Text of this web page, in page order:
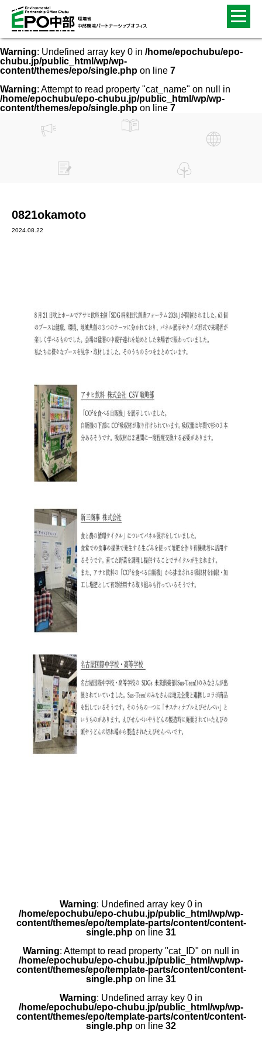
Warning: Undefined array key 0 in /home/epochubu/epo-
chubu.jp/public_html/wp/wp-
content/themes/epo/single.php on line 7
Warning: Attempt to read property "cat_name" on null in
/home/epochubu/epo-chubu.jp/public_html/wp/wp-
content/themes/epo/single.php on line 7
0821okamoto
2024.08.22
Warning: Undefined array key 0 in
/home/epochubu/epo-chubu.jp/public_html/wp/wp-
content/themes/epo/template-parts/content/content-
single.php on line 31
Warning: Attempt to read property "cat_ID" on null in
/home/epochubu/epo-chubu.jp/public_html/wp/wp-
content/themes/epo/template-parts/content/content-
single.php on line 31
Warning: Undefined array key 0 in
/home/epochubu/epo-chubu.jp/public_html/wp/wp-
content/themes/epo/template-parts/content/content-
single.php on line 32